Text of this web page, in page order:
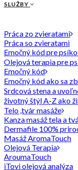
SLUŽBY
Práca zo zvieratami
Práca so zvieratami
Emočný kód pre
Olejová terapia pre
Emočný kód
Emočný kód ako sa
Srdcová stena a
životný štýl A-Z ako
Telo ,tvár masáže
Kanza masáž tela a
Dermafile 100%
Masáž AromaTouch
Olejová Terapia
AroumaTouch
iTovi olejová analýza